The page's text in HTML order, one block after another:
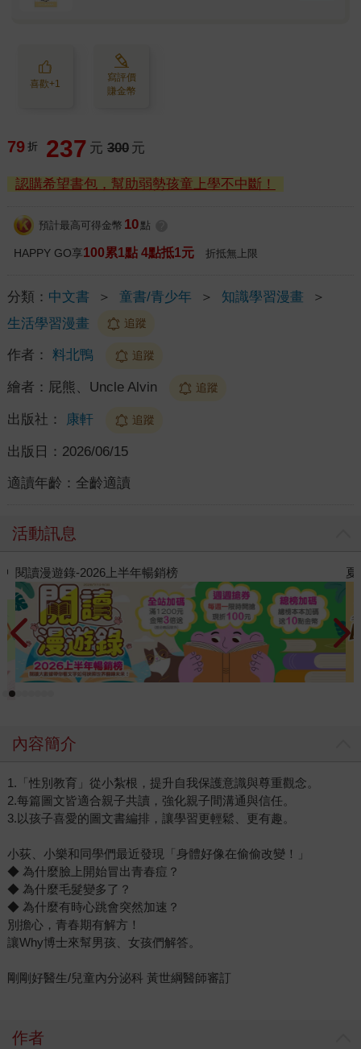
喜歡+1
寫評價
賺金幣
79 折 237 元 300 元
認購希望書包，幫助弱勢孩童上學不中斷！
預計最高可得金幣 10 點
HAPPY GO享100累1點 4點抵1元 折抵無上限
分類： 中文書 ＞ 童書/青少年 ＞ 知識學習漫畫
＞
生活學習漫畫
追蹤
作者： 料北鴨 追蹤
繪者： 屁熊、Uncle Alvin 追蹤
出版社： 康軒 追蹤
出版日： 2026/06/15
適讀年齡： 全齡適讀
活動訊息
夏日閱讀大冒險
內容簡介
1.「性別教育」從小紮根，提升自我保護意識與尊重觀念。
2.每篇圖文皆適合親子共讀，強化親子間溝通與信任。
3.以孩子喜愛的圖文書編排，讓學習更輕鬆、更有趣。
小荻、小樂和同學們最近發現「身體好像在偷偷改變！」
◆ 為什麼臉上開始冒出青春痘？
◆ 為什麼毛髮變多了？
◆ 為什麼有時心跳會突然加速？
別擔心，青春期有解方！
讓Why博士來幫男孩、女孩們解答。
剛剛好醫生/兒童內分泌科 黃世綱醫師審訂
作者